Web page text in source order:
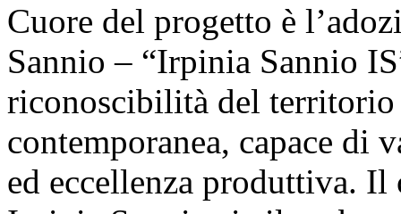
Cuore del progetto è
Sannio – “Irpinia Sannio
riconoscibilità del territorio
contemporanea, capace di
ed eccellenza produttiva.